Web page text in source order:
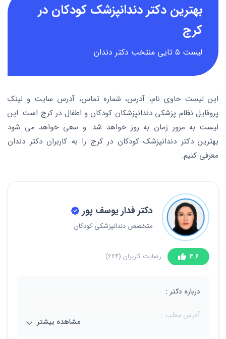
بهترین دکتر دندانپزشک کودکان در
کرج
لیست ۵ تایی منتخب دکتر دندان
این لیست حاوی نام، آدرس، شماره تماس، آدرس سایت و لینک
پروفایل نظام پزشکی دندانپزشکان کودکان و اطفال در کرج است. این
لیست به مرور زمان به روز خواهد شد. و سعی خواهد می شود
بهترین دکتر دندانپزشک کودکان در کرج را به کاربران دکتر دندان
معرفی کنیم.
دکتر فدار یوسف پور
متخصص دندانپزشکی کودکان
4.6 رضایت کاربران (664)
مشاهده بیشتر
درباره دکتر :
آدرس مطب :